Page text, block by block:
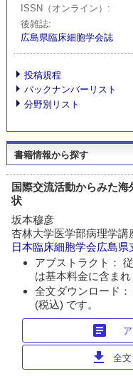
ISSN（オンライン）
後雑誌
広島県臨床細胞学会誌
投稿規程
バックナンバーリスト
分野別リスト
書籍情報から探す
国際交流活動からみた
状
坂本穆彦
杏林大学医学部病理学講
日本臨床細胞学会広島県
アブストラクト：
は基本料金に含まれ
全文ダウンロード
(税込) です。
article
download 全